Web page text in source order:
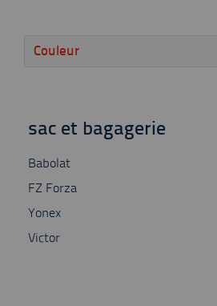
Couleur
sac et bagagerie
Babolat
FZ Forza
Yonex
Victor